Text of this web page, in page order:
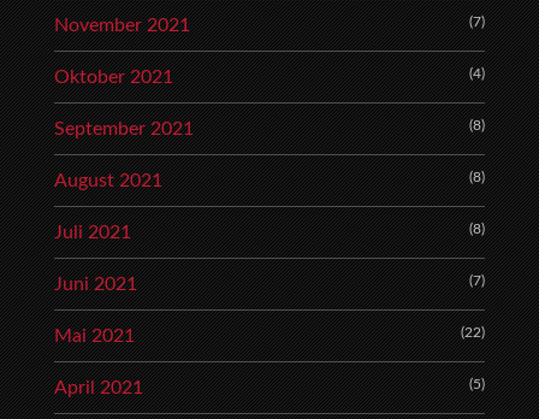
November 2021 (7)
Oktober 2021 (4)
September 2021 (8)
August 2021 (8)
Juli 2021 (8)
Juni 2021 (7)
Mai 2021 (22)
April 2021 (5)